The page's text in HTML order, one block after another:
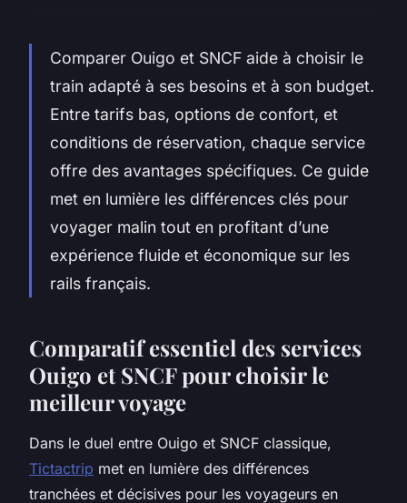
Comparer Ouigo et SNCF aide à choisir le
train adapté à ses besoins et à son budget.
Entre tarifs bas, options de confort, et
conditions de réservation, chaque service
offre des avantages spécifiques. Ce guide
met en lumière les différences clés pour
voyager malin tout en profitant d’une
expérience fluide et économique sur les
rails français.
Comparatif essentiel des services
Ouigo et SNCF pour choisir le
meilleur voyage
Dans le duel entre Ouigo et SNCF classique,
Tictactrip met en lumière des différences
tranchées et décisives pour les voyageurs en